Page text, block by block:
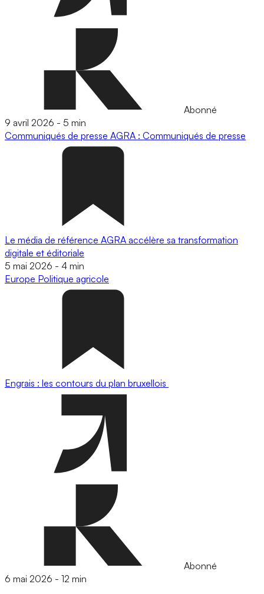
Abonné
9 avril 2026 - 5 min
Communiqués de presse AGRA : Communiqués de presse
Le média de référence AGRA accélère sa transformation
digitale et éditoriale
5 mai 2026 - 4 min
Europe Politique agricole
Engrais : les contours du plan bruxellois
Abonné
6 mai 2026 - 12 min